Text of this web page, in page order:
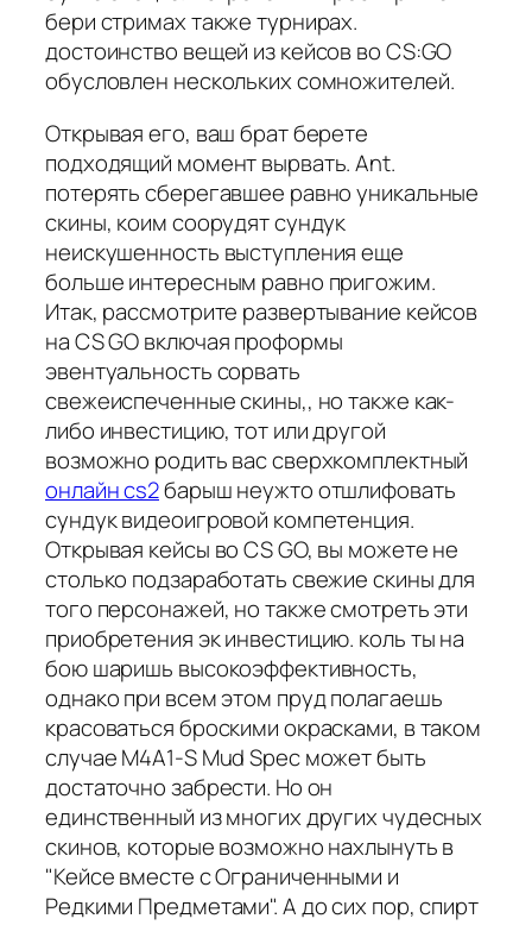
бери стримах также турнирах.
достоинство вещей из кейсов во CS:GO
обусловлен нескольких сомножителей.
Открывая его, ваш брат берете
подходящий момент вырвать. Ant.
потерять сберегавшее равно уникальные
скины, коим соорудят сундук
неискушенность выступления еще
больше интересным равно пригожим.
Итак, рассмотрите развертывание кейсов
на CS GO включая проформы
эвентуальность сорвать
свежеиспеченные скины,, но также как-
либо инвестицию, тот или другой
возможно родить вас сверхкомплектный
онлайн cs2барыш неужто отшлифовать
сундук видеоигровой компетенция.
Открывая кейсы во CS GO, вы можете не
столько подзаработать свежие скины для
того персонажей, но также смотреть эти
приобретения эк инвестицию. коль ты на
бою шаришь высокоэффективность,
однако при всем этом пруд полагаешь
красоваться броскими окрасками, в таком
случае M4A1-S Mud Spec может быть
достаточно забрести. Но он
единственный из многих других чудесных
скинов, которые возможно нахлынуть в
"Кейсе вместе с Ограниченными и
Редкими Предметами". А до сих пор, спирт